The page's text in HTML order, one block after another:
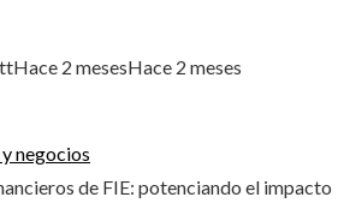
Hace 2 mesesHace 2 meses
negocios
de FIE: potenciando el impacto